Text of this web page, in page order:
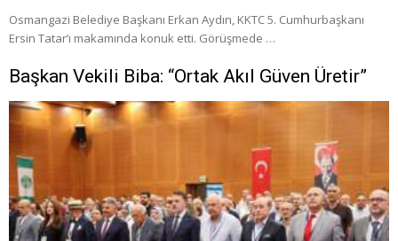
Osmangazi Belediye Başkanı Erkan Aydın, KKTC 5. Cumhurbaşkanı
Ersin Tatar’ı makamında konuk etti. Görüşmede …
Başkan Vekili Biba: “Ortak Akıl Güven Üretir”